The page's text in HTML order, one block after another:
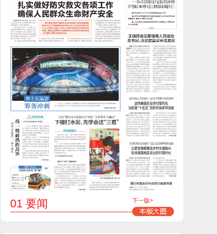
01 要闻 下一版>